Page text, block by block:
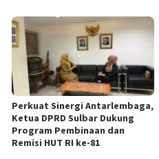
Perkuat Sinergi Antarlembaga,
Ketua DPRD Sulbar Dukung
Program Pembinaan dan
Remisi HUT RI ke-81